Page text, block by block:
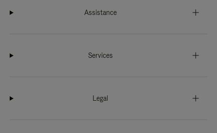
Assistance
Services
Legal